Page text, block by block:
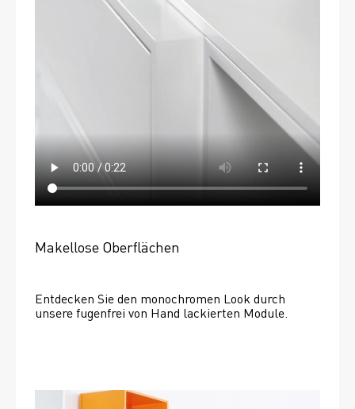
Makellose Oberflächen
Entdecken Sie den monochromen Look durch
unsere fugenfrei von Hand lackierten Module.